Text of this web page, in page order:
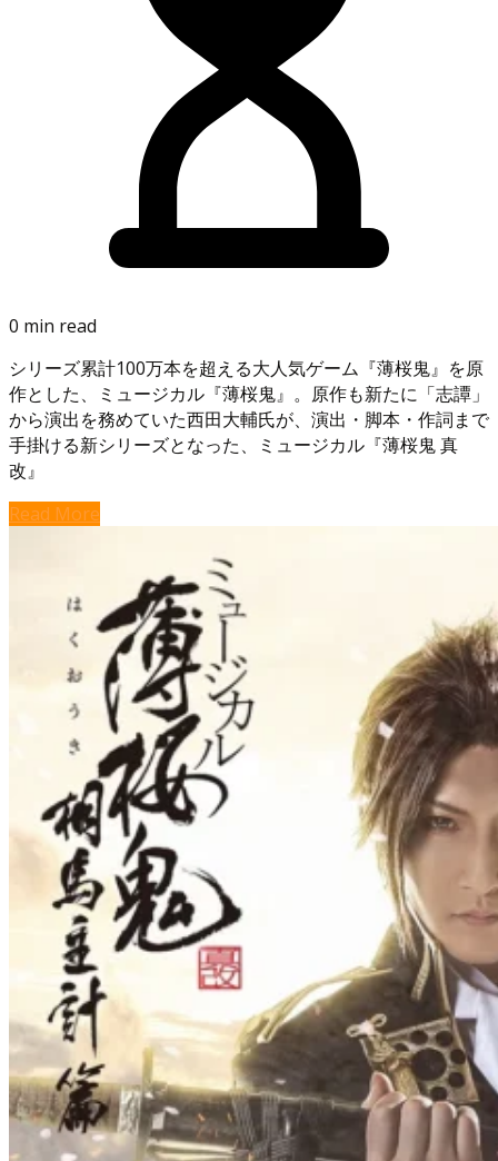
0 min read
シリーズ累計100万本を超える大人気ゲーム『薄桜鬼』を原
作とした、ミュージカル『薄桜鬼』。原作も新たに「志譚」
から演出を務めていた西田大輔氏が、演出・脚本・作詞まで
手掛ける新シリーズとなった、ミュージカル『薄桜鬼 真
改』
Read More